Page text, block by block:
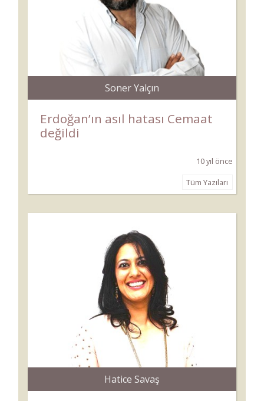
Soner Yalçın
Erdoğan’ın asıl hatası Cemaat
değildi
10 yıl önce
Tüm Yazıları
Hatice Savaş